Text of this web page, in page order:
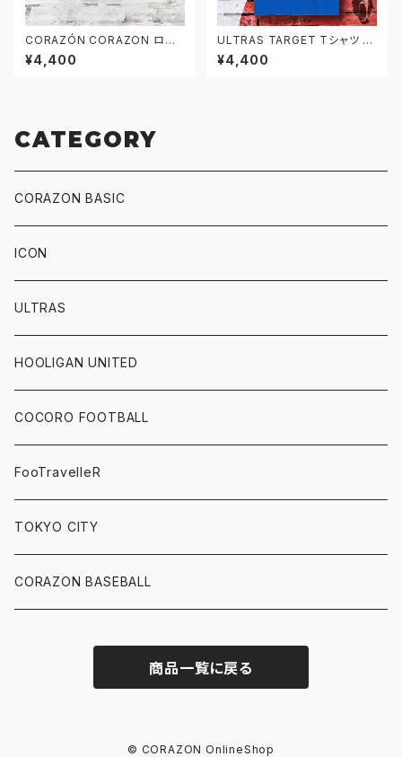
CORAZÓN CORAZON ロゴ
バケットハット ブラック
¥4,400
ULTRAS TARGET Tシャツ ブ
ルー
¥4,400
CATEGORY
CORAZON BASIC
ICON
ULTRAS
HOOLIGAN UNITED
COCORO FOOTBALL
FooTravelleR
TOKYO CITY
CORAZON BASEBALL
商品一覧に戻る
© CORAZON OnlineShop